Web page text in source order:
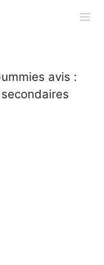
avis :